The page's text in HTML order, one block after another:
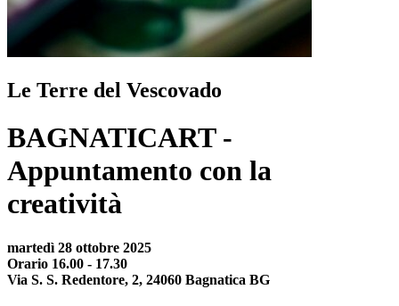
Le Terre del Vescovado
BAGNATICART -
Appuntamento con la
creatività
martedì 28 ottobre 2025
Orario 16.00 - 17.30
Via S. S. Redentore, 2, 24060 Bagnatica BG